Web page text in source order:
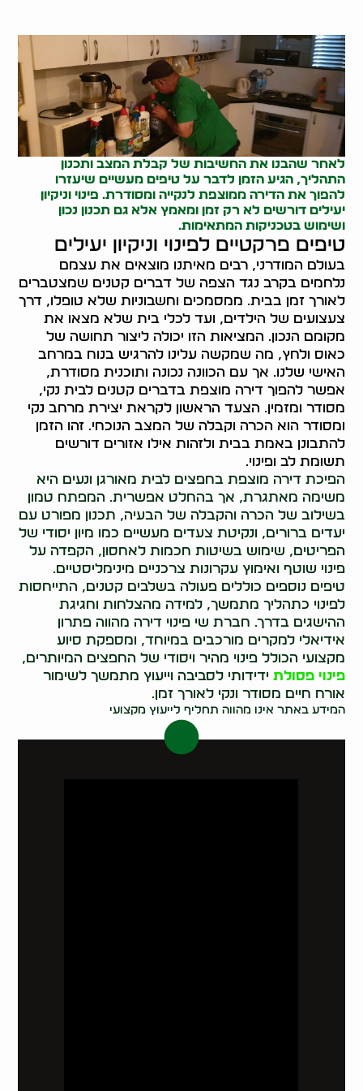
לאחר שהבנו את החשיבות של קבלת המצב ותכנון
התהליך, הגיע הזמן לדבר על טיפים מעשיים שיעזרו
להפוך את הדירה ממוצפת לנקייה ומסודרת. פינוי וניקיון
יעילים דורשים לא רק זמן ומאמץ אלא גם תכנון נכון
ושימוש בטכניקות המתאימות.
טיפים פרקטיים לפינוי וניקיון יעילים
בעולם המודרני, רבים מאיתנו מוצאים את עצמם
נלחמים בקרב נגד הצפה של דברים קטנים שמצטברים
לאורך זמן בבית. ממסמכים וחשבוניות שלא טופלו, דרך
צעצועים של הילדים, ועד לכלי בית שלא מצאו את
מקומם הנכון. המציאות הזו יכולה ליצור תחושה של
כאוס ולחץ, מה שמקשה עלינו להרגיש בנוח במרחב
האישי שלנו. אך עם הכוונה נכונה ותוכנית מסודרת,
אפשר להפוך דירה מוצפת בדברים קטנים לבית נקי,
מסודר ומזמין. הצעד הראשון לקראת יצירת מרחב נקי
ומסודר הוא הכרה וקבלה של המצב הנוכחי. זהו הזמן
להתבונן באמת בבית ולזהות אילו אזורים דורשים
תשומת לב ופינוי.
הפיכת דירה מוצפת בחפצים לבית מאורגן ונעים היא
משימה מאתגרת, אך בהחלט אפשרית. המפתח טמון
בשילוב של הכרה והקבלה של הבעיה, תכנון מפורט עם
יעדים ברורים, ונקיטת צעדים מעשיים כמו מיון יסודי של
הפריטים, שימוש בשיטות חכמות לאחסון, הקפדה על
פינוי שוטף ואימוץ עקרונות צרכניים מינימליסטיים.
טיפים נוספים כוללים פעולה בשלבים קטנים, התייחסות
לפינוי כתהליך מתמשך, למידה מהצלחות וחגיגת
ההישגים בדרך. חברת שי פינוי דירה מהווה פתרון
אידיאלי למקרים מורכבים במיוחד, ומספקת סיוע
מקצועי הכולל פינוי מהיר ויסודי של החפצים המיותרים,
פינוי פסולת ידידותי לסביבה וייעוץ מתמשך לשימור
אורח חיים מסודר ונקי לאורך זמן.
המידע באתר אינו מהווה תחליף לייעוץ מקצועי